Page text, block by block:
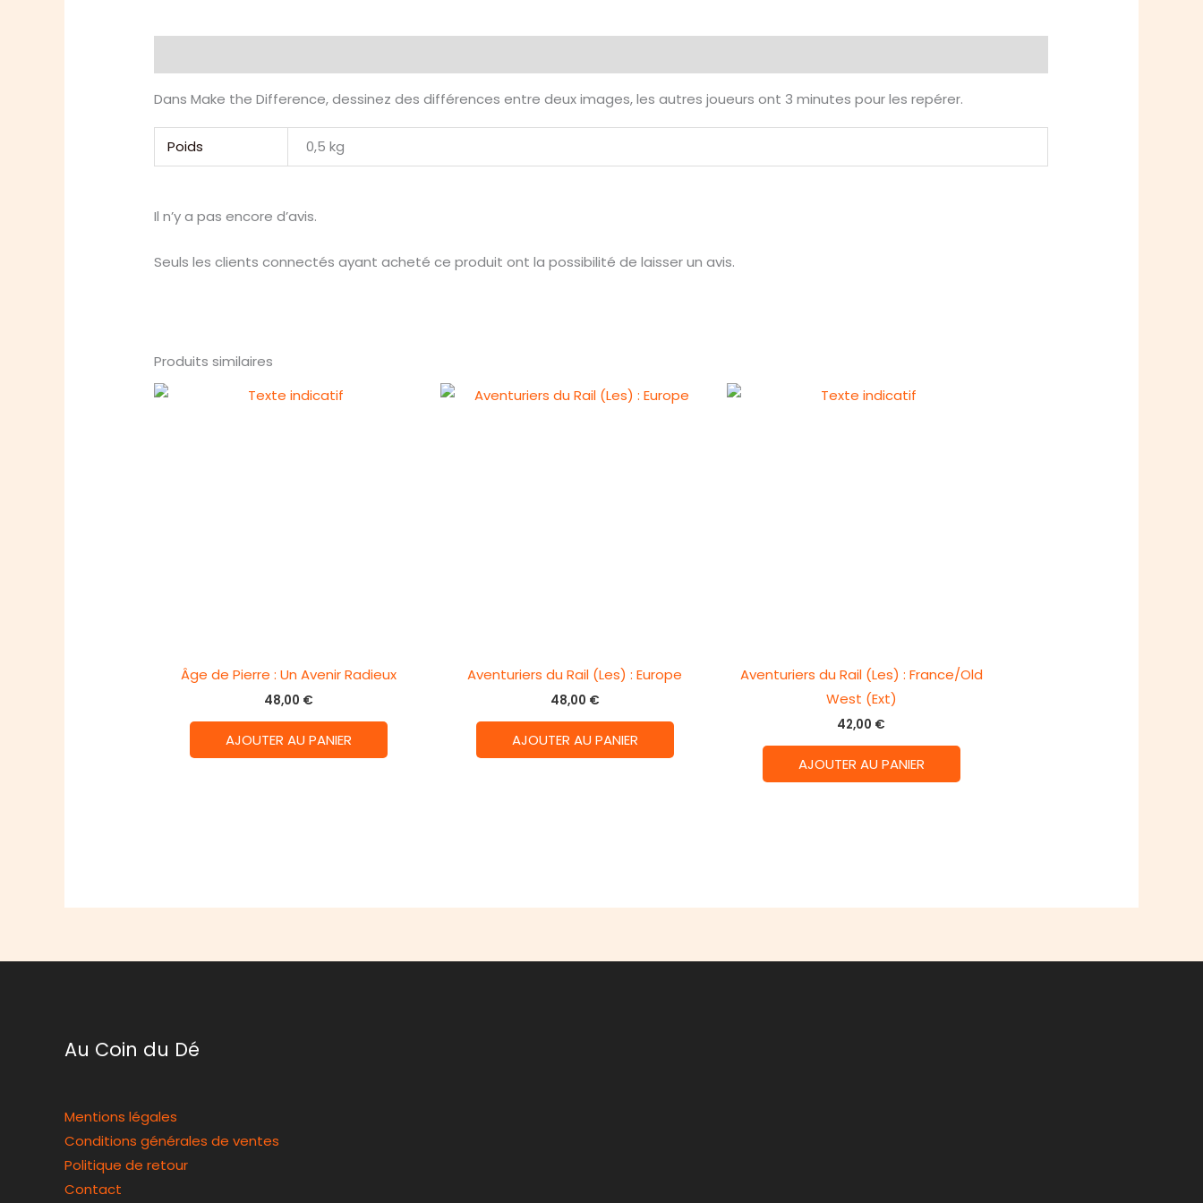
Dans Make the Difference, dessinez des différences entre deux images, les autres joueurs ont 3 minutes pour les repérer.
Poids 0,5 kg
Il n’y a pas encore d’avis.
Seuls les clients connectés ayant acheté ce produit ont la possibilité de laisser un avis.
Produits similaires
Âge de Pierre : Un Avenir Radieux
48,00 €
AJOUTER AU PANIER
Aventuriers du Rail (Les) : Europe
48,00 €
AJOUTER AU PANIER
Aventuriers du Rail (Les) : France/Old
West (Ext)
42,00 €
AJOUTER AU PANIER
Au Coin du Dé
Mentions légales
Conditions générales de ventes
Politique de retour
Contact